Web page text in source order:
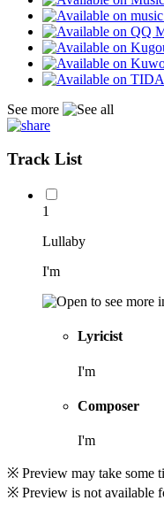
See more
Track List
1
Lullaby
I'm
Lyricist
I'm
Composer
I'm
※ Preview may take some
※ Preview is not available